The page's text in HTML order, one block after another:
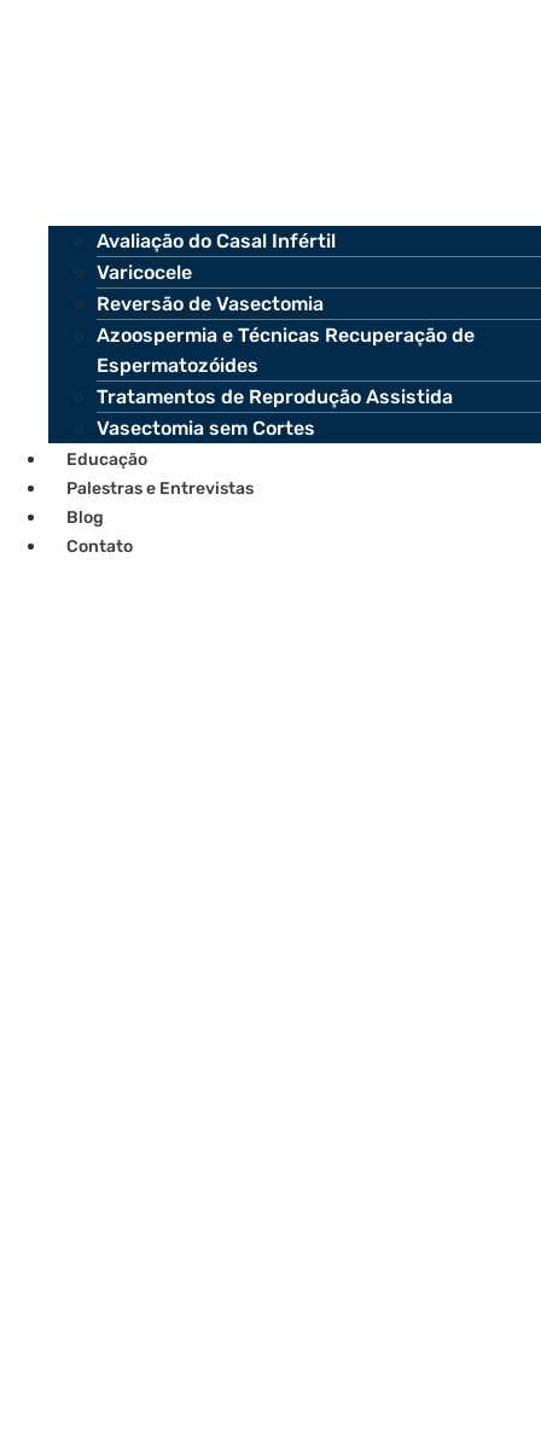
Avaliação do Casal Infértil
Varicocele
Reversão de Vasectomia
Azoospermia e Técnicas Recuperação de
Espermatozóides
Tratamentos de Reprodução Assistida
Vasectomia sem Cortes
Educação
Palestras e Entrevistas
Blog
Contato